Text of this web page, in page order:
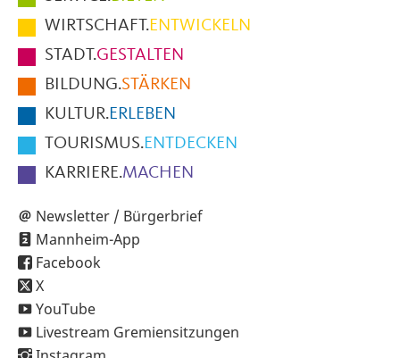
im
Fußbereich
der
Seite
WIRTSCHAFT.ENTWICKELN
STADT.GESTALTEN
BILDUNG.STÄRKEN
KULTUR.ERLEBEN
TOURISMUS.ENTDECKEN
KARRIERE.MACHEN
Newsletter / Bürgerbrief
Mannheim-App
Facebook
X
YouTube
Livestream Gremiensitzungen